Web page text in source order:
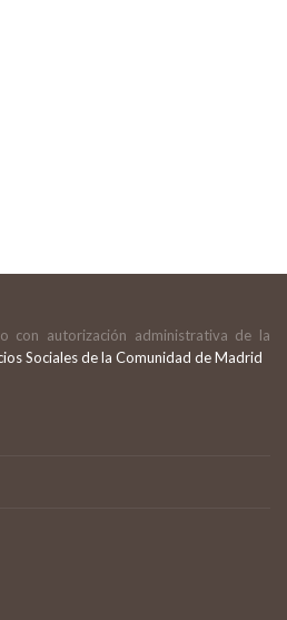
con autorización administrativa de la
Sociales de la Comunidad de Madrid